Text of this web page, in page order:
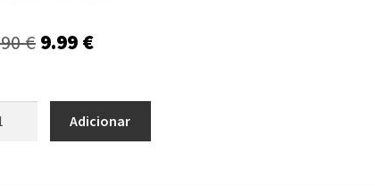
€ O
original
era:
9.99 €O
atual
é:
Adicionar